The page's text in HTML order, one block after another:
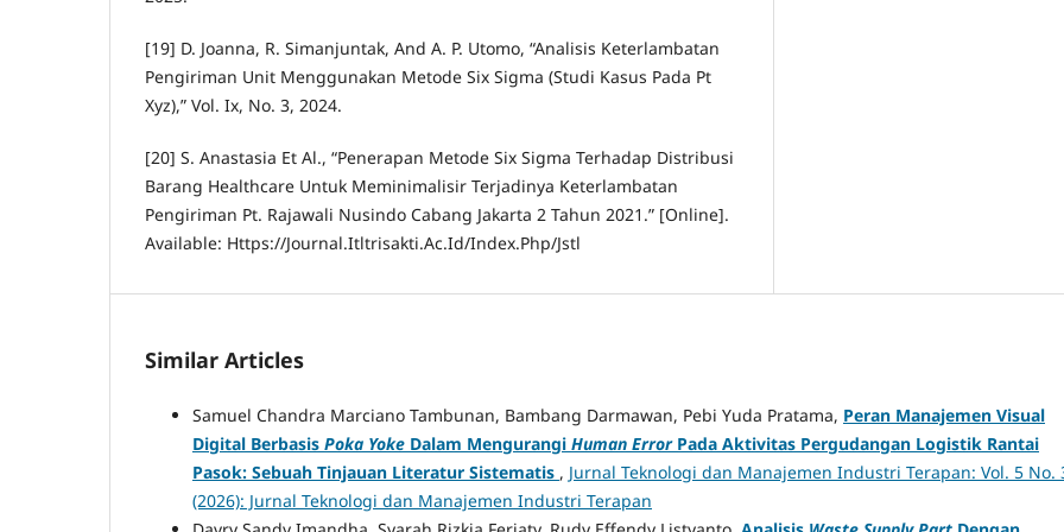
[19] D. Joanna, R. Simanjuntak, And A. P. Utomo, “Analisis Keterlambatan
Pengiriman Unit Menggunakan Metode Six Sigma (Studi Kasus Pada Pt
Xyz),” Vol. Ix, No. 3, 2024.
[20] S. Anastasia Et Al., “Penerapan Metode Six Sigma Terhadap Distribusi
Barang Healthcare Untuk Meminimalisir Terjadinya Keterlambatan
Pengiriman Pt. Rajawali Nusindo Cabang Jakarta 2 Tahun 2021.” [Online].
Available: Https://Journal.Itltrisakti.Ac.Id/Index.Php/Jstl
Similar Articles
Samuel Chandra Marciano Tambunan, Bambang Darmawan, Pebi Yuda Pratama, Peran Manajemen Visual
Digital Berbasis Poka Yoke Dalam Mengurangi Human ErrorPada Aktivitas Pergudangan Logistik Rantai
Pasok: Sebuah Tinjauan Literatur Sistematis , Jurnal Teknologi dan Manajemen Industri Terapan: Vol. 5 No.
(2026): Jurnal Teknologi dan Manajemen Industri Terapan